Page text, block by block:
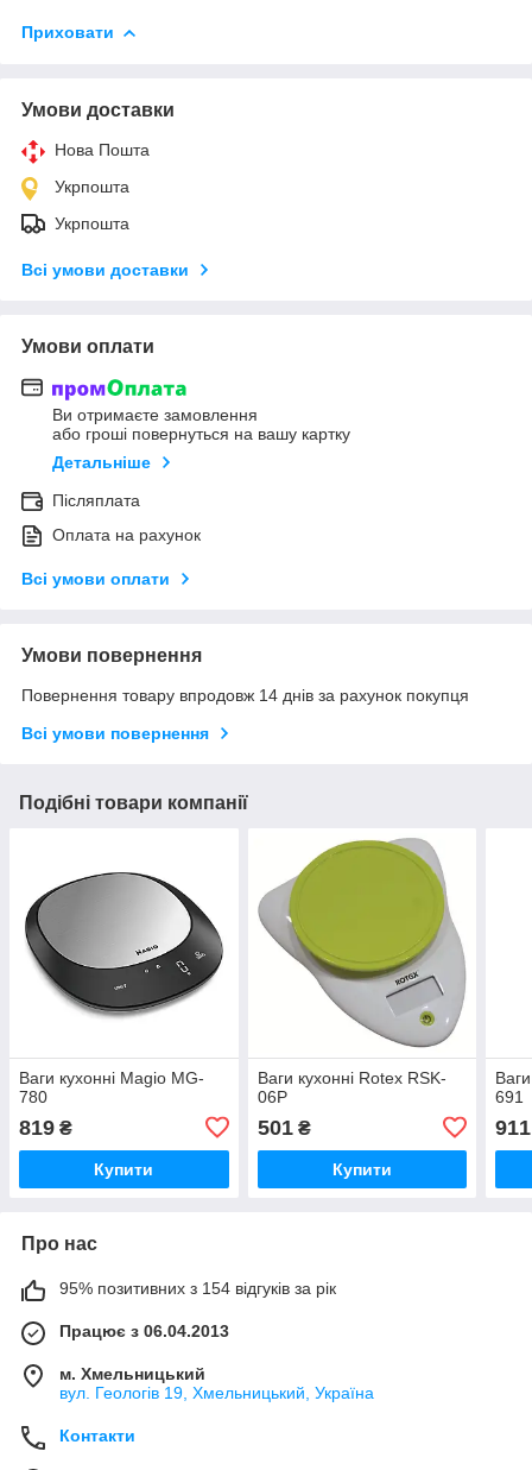
Приховати
Умови доставки
Нова Пошта
Укрпошта
Укрпошта
Всі умови доставки
Умови оплати
Ви отримаєте замовлення
або гроші повернуться на вашу картку
Детальніше
Післяплата
Оплата на рахунок
Всі умови оплати
Умови повернення
Повернення товару впродовж 14 днів за рахунок покупця
Всі умови повернення
Подібні товари компанії
Ваги кухонні Magio MG-
780
819 ₴
Купити
Ваги кухонні Rotex RSK-
06P
501₴
Купити
691
911
Про нас
95% позитивних з 154 відгуків за рік
Працює з 06.04.2013
м. Хмельницький
вул. Геологів 19, Хмельницький, Україна
Контакти